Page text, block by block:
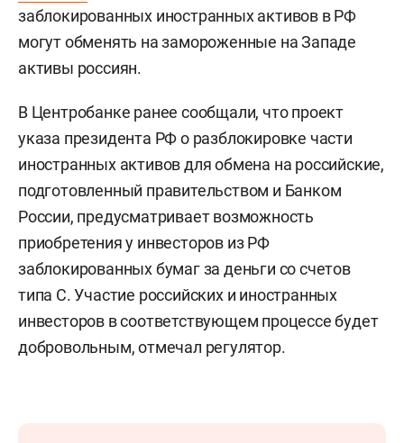
заблокированных иностранных активов в РФ
могут обменять на замороженные на Западе
активы россиян.
В Центробанке ранее сообщали, что проект
указа президента РФ о разблокировке части
иностранных активов для обмена на российские,
подготовленный правительством и Банком
России, предусматривает возможность
приобретения у инвесторов из РФ
заблокированных бумаг за деньги со счетов
типа С. Участие российских и иностранных
инвесторов в соответствующем процессе будет
добровольным, отмечал регулятор.